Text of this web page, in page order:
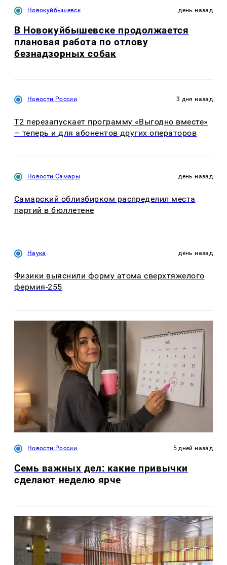
Новокуйбышевск день назад
В Новокуйбышевске продолжается
плановая работа по отлову
безнадзорных собак
Новости России 3 дня назад
Т2 перезапускает программу «Выгодно вместе»
– теперь и для абонентов других операторов
Новости Самары день назад
Самарский облизбирком распределил места
партий в бюллетене
Наука день назад
Физики выяснили форму атома сверхтяжелого
фермия-255
Новости России 5 дней назад
Семь важных дел: какие привычки
сделают неделю ярче